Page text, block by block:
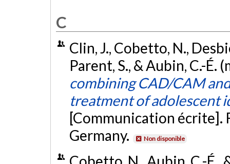
C
Clin, J., Cobetto, N.,
Parent, S., & Aubin, C.-É.
combining CAD/CAM
treatment of adolescent
[Communication écrite].
Germany.
Non disponible